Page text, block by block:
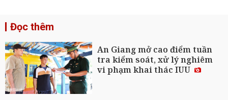
Đọc thêm
An Giang mở cao điểm tuần
tra kiểm soát, xử lý nghiêm
vi phạm khai thác IUU